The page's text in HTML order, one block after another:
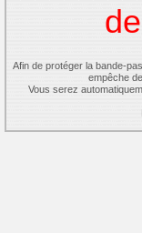
Afin de protéger la bande-
empêche
Vous serez